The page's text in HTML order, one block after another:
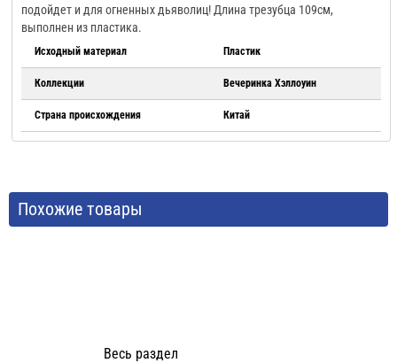
подойдет и для огненных дьяволиц! Длина трезубца 109см,
выполнен из пластика.
Исходный материал Пластик
Коллекции Вечеринка Хэллоуин
Страна происхождения Китай
Похожие товары
Весь раздел